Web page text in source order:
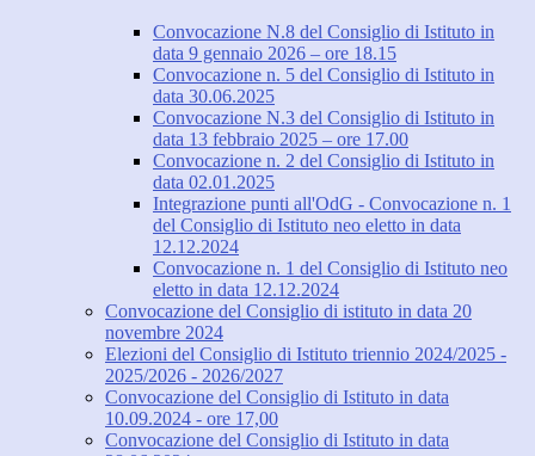
Convocazione N.8 del Consiglio di Istituto in
data 9 gennaio 2026 – ore 18.15
Convocazione n. 5 del Consiglio di Istituto in
data 30.06.2025
Convocazione N.3 del Consiglio di Istituto in
data 13 febbraio 2025 – ore 17.00
Convocazione n. 2 del Consiglio di Istituto in
data 02.01.2025
Integrazione punti all'OdG - Convocazione n. 1
del Consiglio di Istituto neo eletto in data
12.12.2024
Convocazione n. 1 del Consiglio di Istituto neo
eletto in data 12.12.2024
Convocazione del Consiglio di istituto in data 20
novembre 2024
Elezioni del Consiglio di Istituto triennio 2024/2025 -
2025/2026 - 2026/2027
Convocazione del Consiglio di Istituto in data
10.09.2024 - ore 17,00
Convocazione del Consiglio di Istituto in data